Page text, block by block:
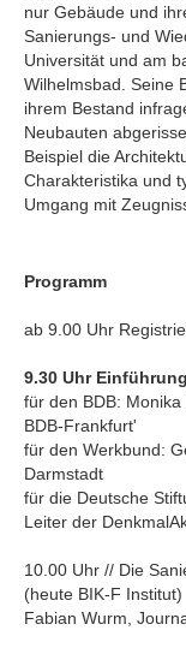
nur Gebäude und
Sanierungs- und
Universität und am
Wilhelmsbad. Seine
ihrem Bestand
Neubauten
Beispiel die
Charakteristika und
Umgang mit
Programm
ab 9.00 Uhr
9.30 Uhr
für den BDB:
BDB-Frankfurt'
für den Werkbund:
Darmstadt
für die Deutsche
Leiter der
10.00 Uhr // Die
(heute BIK-F Institut)
Fabian Wurm,